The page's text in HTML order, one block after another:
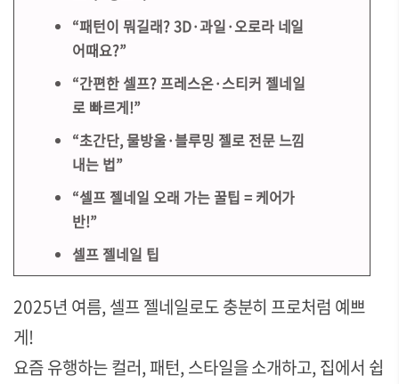
“패턴이 뭐길래? 3D·과일·오로라 네일
어때요?”
“간편한 셀프? 프레스온·스티커 젤네일
로 빠르게!”
“초간단, 물방울·블루밍 젤로 전문 느낌
내는 법”
“셀프 젤네일 오래 가는 꿀팁 = 케어가
반!”
셀프 젤네일 팁
2025년 여름, 셀프 젤네일로도 충분히 프로처럼 예쁘
게!
요즘 유행하는 컬러, 패턴, 스타일을 소개하고, 집에서 쉽